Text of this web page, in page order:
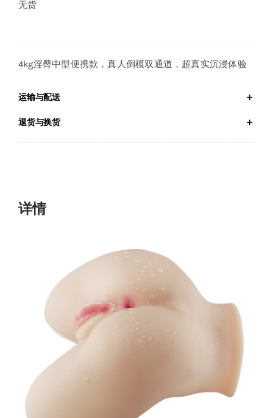
无货
4kg淫臀中型便携款，真人倒模双通道，超真实沉浸体验
运输与配送
退货与换货
详情